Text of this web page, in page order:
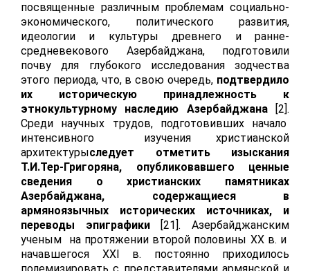
посвященные различным проблемам социально-
экономического, политического развития,
идеологии и культуры древнего и ранне-
cредневекового Азербайджана, подготовили
почву для глубокого исследования зодчества
этого периода, что, в свою очередь, подтвердило
их историческую принадлежность к
этнокультурному наследию Азербайджана[2].
Среди научных трудов, подготовивших начало
интенсивного изучения христианской
архитектурыследует отметить изыскания
Т.И.Тер-Григоряна, опубликовавшего ценные
сведения о христианских памятниках
Азербайджана, содержащиеся в
армяноязычных исторических источниках, и
переводы эпиграфики[21]. Азербайджанским
ученым на протяжении второй половины XXв. и
начавшегося XXI в. постоянно приходилось